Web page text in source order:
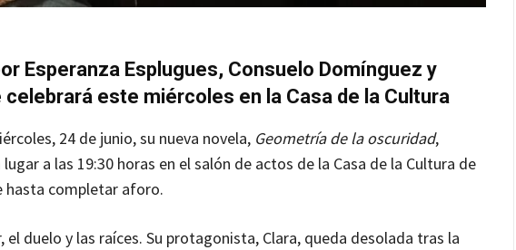
Esperanza Esplugues, Consuelo Domínguez y
este miércoles en la Casa de la Cultura
24 de junio, su nueva novela, Geometría de la oscuridad,
a las 19:30 horas en el salón de actos de la Casa de la Cultura de
hasta completar aforo.
duelo y las raíces. Su protagonista, Clara, queda desolada tras la